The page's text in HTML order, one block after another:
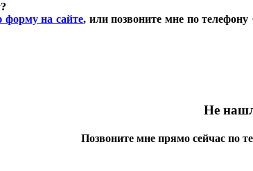
форму на сайте, или позвоните мне по телефону
Не
Позвоните мне прямо сейчас по